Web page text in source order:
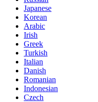
Japanese
Korean
Arabic
Irish
Greek
Turkish
Italian
Danish
Romanian
Indonesian
Czech